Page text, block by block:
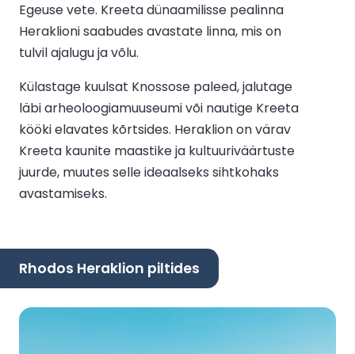
Egeuse vete. Kreeta dünaamilisse pealinna
Heraklioni saabudes avastate linna, mis on
tulvil ajalugu ja võlu.
Külastage kuulsat Knossose paleed, jalutage
läbi arheoloogiamuuseumi või nautige Kreeta
kööki elavates kõrtsides. Heraklion on värav
Kreeta kaunite maastike ja kultuuriväärtuste
juurde, muutes selle ideaalseks sihtkohaks
avastamiseks.
Rhodos Heraklion piltides